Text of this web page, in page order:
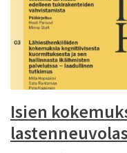
Isien